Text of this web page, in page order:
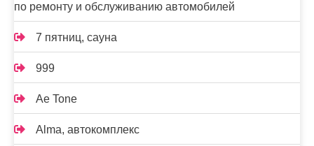
по ремонту и обслуживанию автомобилей
7 пятниц, сауна
999
Ae Tone
Alma, автокомплекс